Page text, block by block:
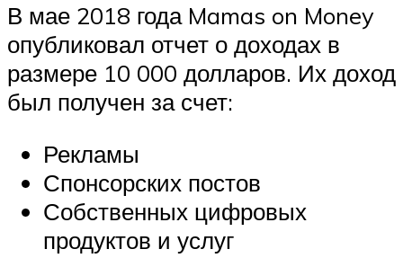
В мае 2018 года Mamas on Money
опубликовал отчет о доходах в
размере 10 000 долларов. Их доход
был получен за счет:
Рекламы
Спонсорских постов
Собственных цифровых
продуктов и услуг